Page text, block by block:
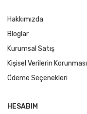
Hakkımızda
Bloglar
Kurumsal Satış
Kişisel Verilerin
Ödeme Seçenekleri
HESABIM